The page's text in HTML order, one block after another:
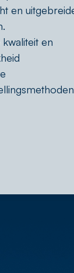
en
en